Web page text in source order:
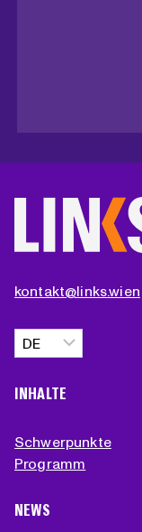
kontakt@links.wien
Sprache
auswählen
INHALTE
Schwerpunkte
Programm
NEWS